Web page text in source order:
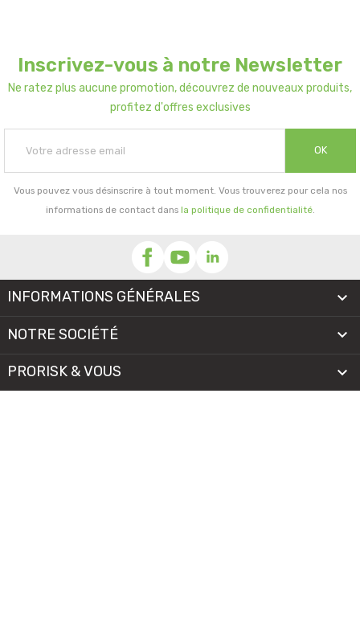
Inscrivez-vous à notre Newsletter
Ne ratez plus aucune promotion, découvrez de nouveaux produits,
profitez d'offres exclusives
OK
Vous pouvez vous désinscrire à tout moment. Vous trouverez pour cela nos
informations de contact dans la politique de confidentialité.
INFORMATIONS GÉNÉRALES 
NOTRE SOCIÉTÉ 
PRORISK & VOUS 